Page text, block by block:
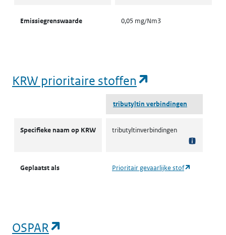
Emissiegrenswaarde 0,05 mg/Nm3
KRW prioritaire stoffen
tributyltin verbindingen
Specifieke naam op KRW tributyltinverbindingen
Geplaatst als Prioritair gevaarlijke stof
OSPAR